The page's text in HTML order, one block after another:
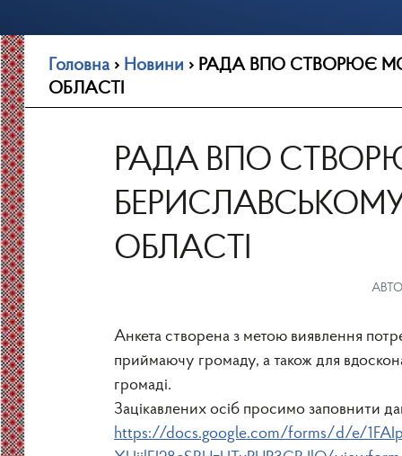
Головна › Новини › РАДА ВПО СТВОРЮЄ
ОБЛАСТІ
РАДА ВПО
ОБЛАСТІ
Анкета створена з метою виявлення
приймаючу громаду, а також для
громаді.
Зацікавлених осіб просимо заповнити
https://docs.google.com/forms/d/e/